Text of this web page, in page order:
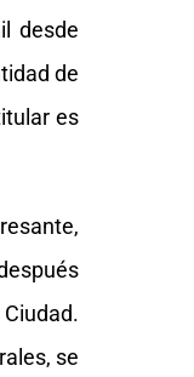
desde
de
es
se